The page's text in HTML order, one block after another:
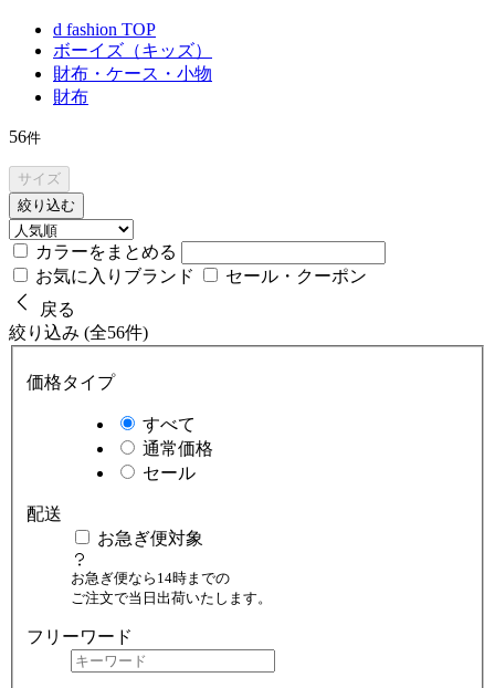
d fashion TOP
ボーイズ（キッズ）
財布・ケース・小物
財布
56件
サイズ
絞り込む
カラーをまとめる
お気に入りブランド
セール・クーポン
戻る
絞り込み (全56件)
価格タイプ
すべて
通常価格
セール
配送
お急ぎ便対象
お急ぎ便なら14時までの
ご注文で当日出荷いたします。
フリーワード